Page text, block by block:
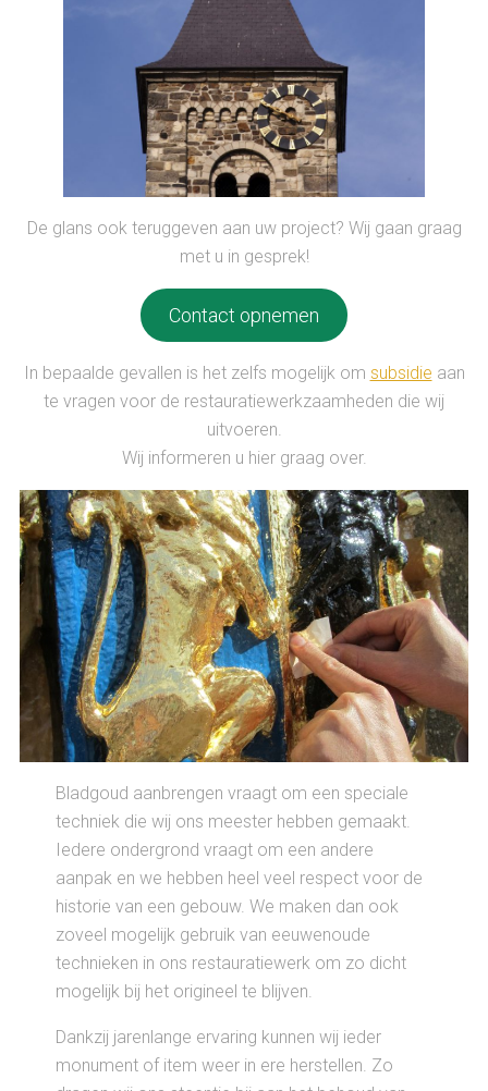
De glans ook teruggeven aan uw project? Wij gaan graag
met u in gesprek!
Contact opnemen
In bepaalde gevallen is het zelfs mogelijk om subsidie aan
te vragen voor de restauratiewerkzaamheden die wij
uitvoeren.
Wij informeren u hier graag over.
Bladgoud aanbrengen vraagt om een speciale
techniek die wij ons meester hebben gemaakt.
Iedere ondergrond vraagt om een andere
aanpak en we hebben heel veel respect voor de
historie van een gebouw. We maken dan ook
zoveel mogelijk gebruik van eeuwenoude
technieken in ons restauratiewerk om zo dicht
mogelijk bij het origineel te blijven.
Dankzij jarenlange ervaring kunnen wij ieder
monument of item weer in ere herstellen. Zo